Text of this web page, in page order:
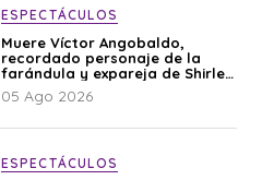
ESPECTÁCULOS
Muere Víctor Angobaldo,
recordado personaje de la
farándula y expareja de Shirley
Cherres
05 Ago 2026
ESPECTÁCULOS